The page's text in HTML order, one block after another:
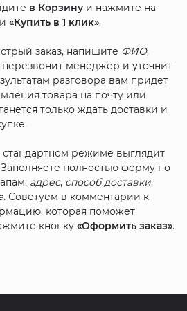
в Корзинуи нажмите на
«Купить в 1 клик».
заказ, напишите ФИО,
менеджер и уточнит
разговора вам придет
товара на почту или
только ждать доставки и
режиме выглядит
полностью форму по
адрес, способ доставки,
. Советуем в комментарии к
которая поможет
кнопку «Оформить заказ».